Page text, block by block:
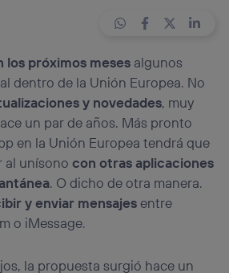
los próximos meses algunos
dentro de la Unión Europea. No
y novedades, muy
un par de años. Más pronto
en la Unión Europea tendrá que
al unísonocon otras aplicaciones
. O dicho de otra manera.
y enviar mensajesentre
o iMessage.
la propuesta surgió hace un